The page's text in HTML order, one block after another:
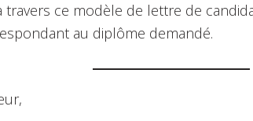
travers ce modèle de lettre de
au diplôme demandé.